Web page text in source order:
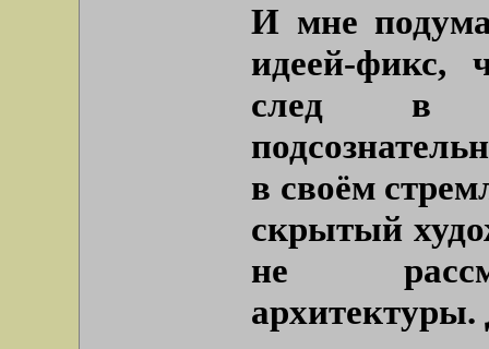
И мне
идеей-фикс,
след в
в своём
скрытый
не
архитектуры.